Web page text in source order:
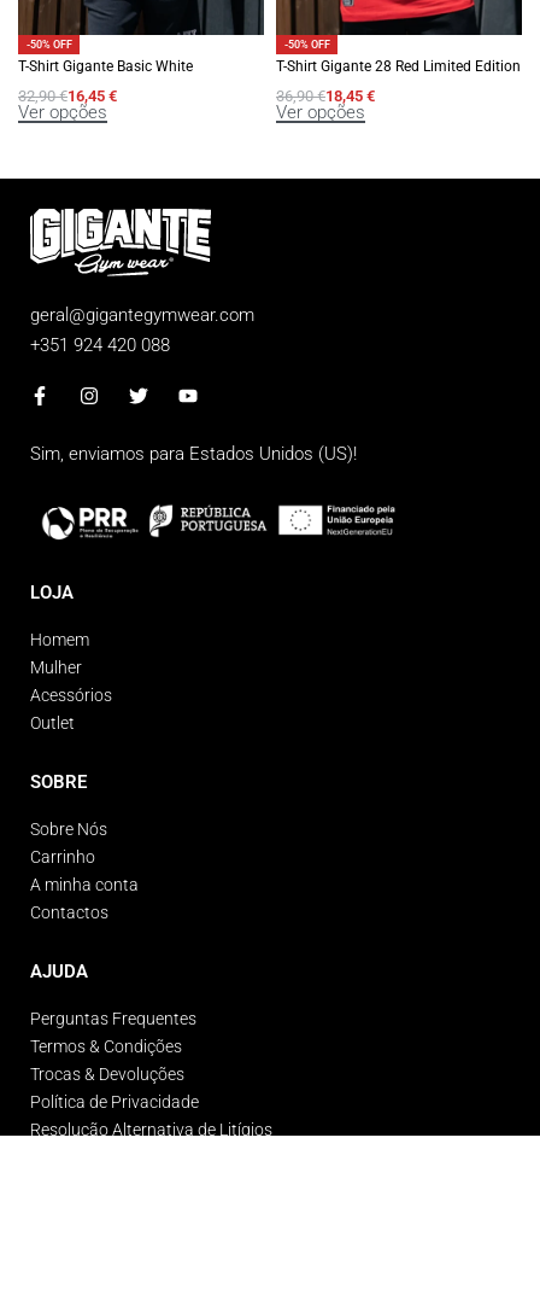
-50% OFF
T-Shirt Gigante Basic White
32,90€16,45 €
Ver opções
-50% OFF
T-Shirt Gigante 28 Red Limited Edition
36,90€18,45 €
Ver opções
geral@gigantegymwear.com
+351 924 420 088
Sim, enviamos para Estados Unidos (US)!
LOJA
Homem
Mulher
Acessórios
Outlet
SOBRE
Sobre Nós
Carrinho
A minha conta
Contactos
AJUDA
Perguntas Frequentes
Termos & Condições
Trocas & Devoluções
Política de Privacidade
Resolução Alternativa de Litígios